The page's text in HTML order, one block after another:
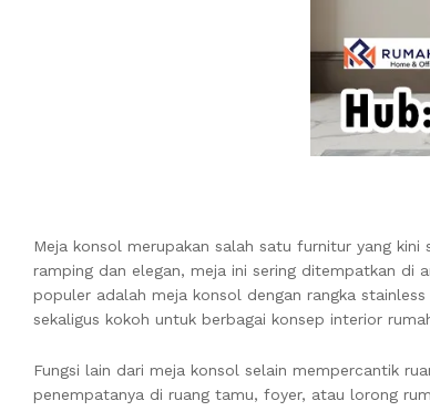
Meja konsol merupakan salah satu furnitur yang
ramping dan elegan, meja ini sering ditempatkan di
populer adalah meja konsol dengan rangka
sekaligus kokoh untuk berbagai konsep interior
Fungsi lain dari meja konsol selain mempercantik
penempatanya di ruang tamu, foyer, atau lorong